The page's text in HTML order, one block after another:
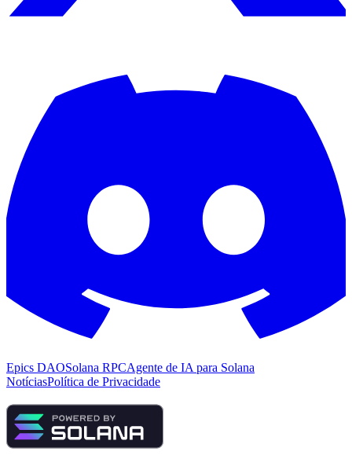
Epics DAOSolana RPCAgente de IA para Solana
NotíciasPolítica de Privacidade